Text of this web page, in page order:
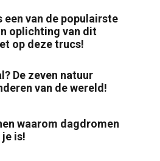
een van de populairste
oplichting van dit
op deze trucs!
De zeven natuur
van de wereld!
waarom dagdromen
is!